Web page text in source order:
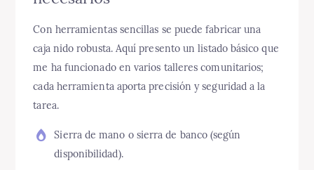
Con herramientas sencillas se puede fabricar una
caja nido robusta. Aquí presento un listado básico que
me ha funcionado en varios talleres comunitarios;
cada herramienta aporta precisión y seguridad a la
tarea.
Sierra de mano o sierra de banco (según
disponibilidad).